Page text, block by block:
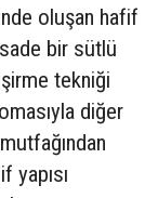
oluşan hafif
bir sütlü
tekniği
diğer
yapısı